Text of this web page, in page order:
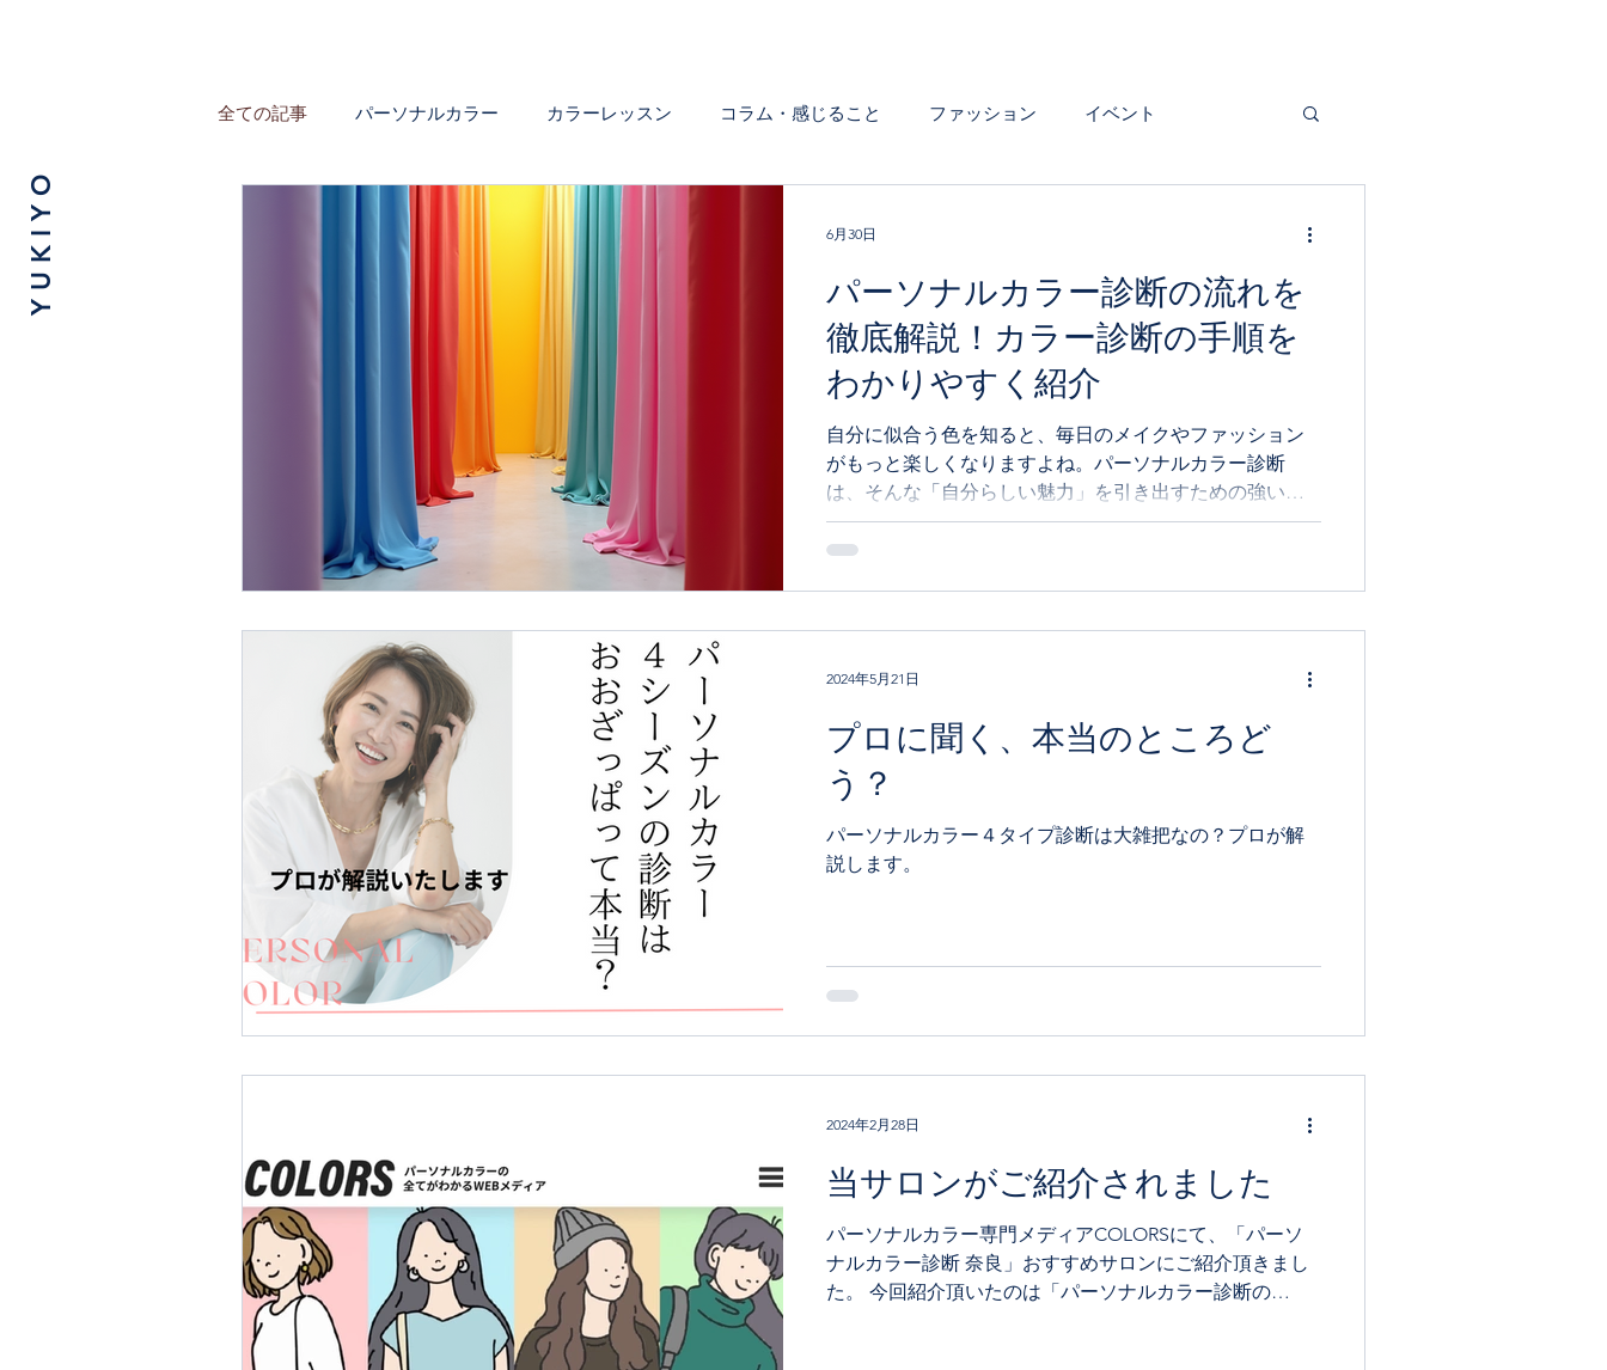
Y U K I Y O
全ての記事 パーソナルカラー カラーレッスン コラム・感じること ファッション イベント
大人の女性の気になること いろんなシーンの色について
パーソナルカラー診断の流れを
徹底解説！カラー診断の手順を
わかりやすく紹介
自分に似合う色を知ると、毎日のメイクやファッション
がもっと楽しくなりますよね。パーソナルカラー診断
は、そんな「自分らしい魅力」を引き出すための強い味
方です。でも、実際にどんな流れで診断が進むのか、気
になりませんか？今回は、パーソナルカラー診断の手順
順を知ろう パーソナルカラー診断は、専門家があなたの
けるプロセスです。一般的には「春・夏・秋・冬」の4つ
のタイプに分けられますが、診断の流れはどのサロンで
もほぼ共通しています。 カウンセリング まずは、あなた
の普段のメイクやファッションの好み、悩みを聞きま
す。どんなイメージになりたいか、どんなシーンで色を
活かしたいかを話すことで、診断の方向性が決まりま
す。 ドレープ（色布）をあてる いくつかの色布を顔の近
6月30日
プロに聞く、本当のところど
う？
パーソナルカラー４タイプ診断は大雑把なの？プロが解
説します。
2024年5月21日
当サロンがご紹介されました
パーソナルカラー専門メディアCOLORSにて、「パーソ
ナルカラー診断 奈良」おすすめサロンにご紹介頂きまし
た。 今回紹介頂いたのは「パーソナルカラー診断の
2024年2月28日